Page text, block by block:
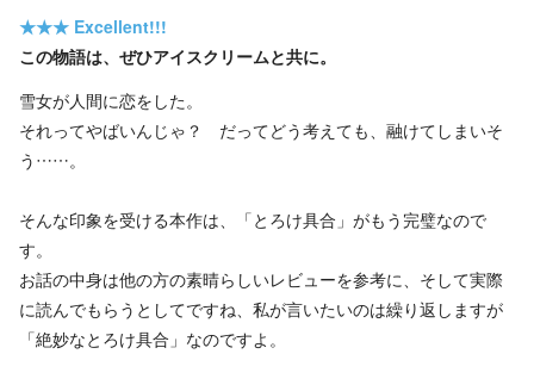
★★★ Excellent!!!
この物語は、ぜひアイスクリームと共に。
雪女が人間に恋をした。
それってやばいんじゃ？ だってどう考えても、融けてしまいそ
う……。
そんな印象を受ける本作は、「とろけ具合」がもう完璧なので
す。
お話の中身は他の方の素晴らしいレビューを参考に、そして実際
に読んでもらうとしてですね、私が言いたいのは繰り返しますが
「絶妙なとろけ具合」なのですよ。